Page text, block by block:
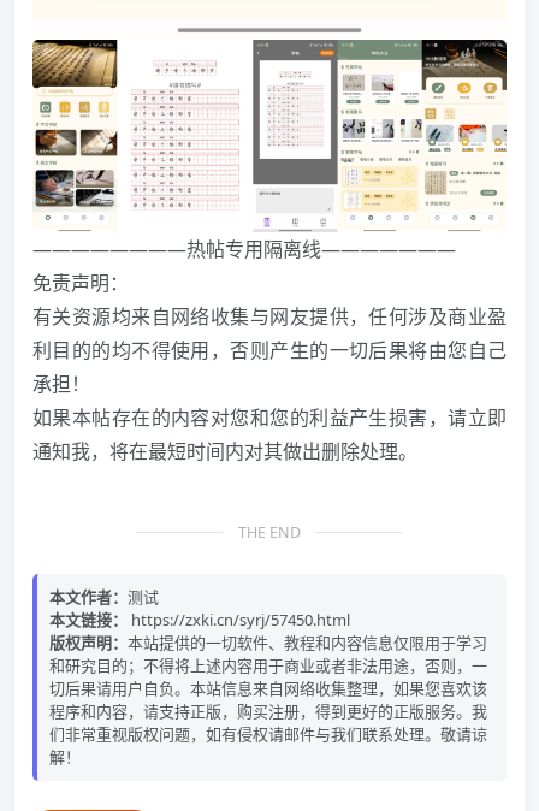
————————热帖专用隔离线———————
免责声明：
有关资源均来自网络收集与网友提供，任何涉及商业盈
利目的的均不得使用，否则产生的一切后果将由您自己
承担！
如果本帖存在的内容对您和您的利益产生损害，请立即
通知我，将在最短时间内对其做出删除处理。
THE END
本文作者： 测试
本文链接：
https://zxki.cn/syrj/57450.html
版权声明： 本站提供的一切软件、教程和内容信息仅限用于学习
和研究目的；不得将上述内容用于商业或者非法用途，否则，一
切后果请用户自负。本站信息来自网络收集整理，如果您喜欢该
程序和内容，请支持正版，购买注册，得到更好的正版服务。我
们非常重视版权问题，如有侵权请邮件与我们联系处理。敬请谅
解！